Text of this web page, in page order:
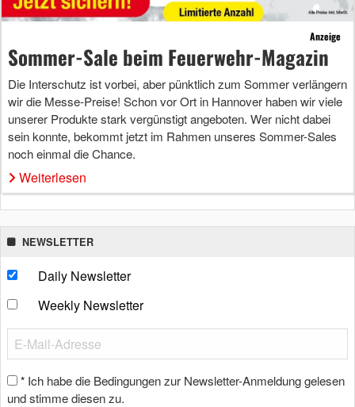
Anzeige
Sommer-Sale beim Feuerwehr-Magazin
Die Interschutz ist vorbei, aber pünktlich zum Sommer verlängern
wir die Messe-Preise! Schon vor Ort in Hannover haben wir viele
unserer Produkte stark vergünstigt angeboten. Wer nicht dabei
sein konnte, bekommt jetzt im Rahmen unseres Sommer-Sales
noch einmal die Chance.
Weiterlesen
NEWSLETTER
Daily Newsletter
Weekly Newsletter
* Ich habe die Bedingungen zur Newsletter-Anmeldung gelesen
und stimme diesen zu.